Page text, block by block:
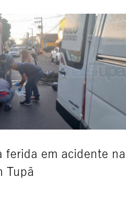
ferida em acidente na
Tupã